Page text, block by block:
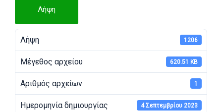
Λήψη
Λήψη 1206
Μέγεθος αρχείου 620.51 KB
Αριθμός αρχείων 1
Ημερομηνία δημιουργίας 4 Σεπτεμβρίου 2023